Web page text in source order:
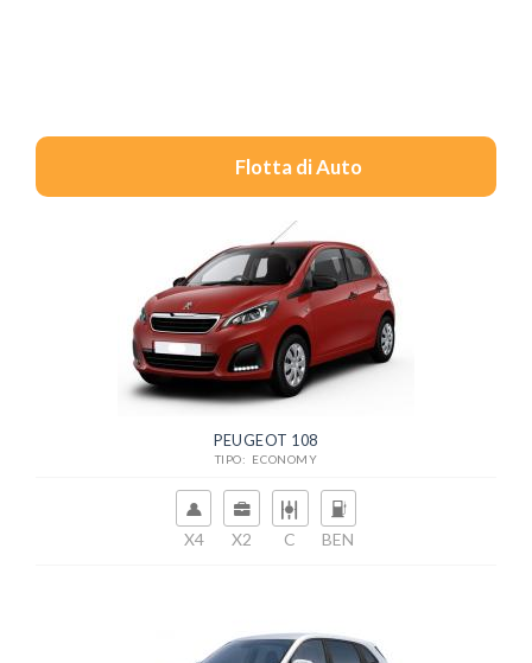
Flotta di Auto
PEUGEOT 108
TIPO: ECONOMY
X4 X2 C BEN